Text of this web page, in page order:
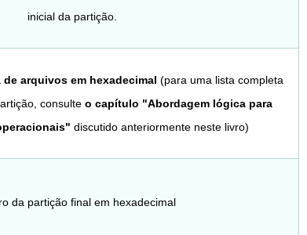
inicial da partição.
arquivos em hexadecimal (para uma lista completa
consulte o capítulo "Abordagem lógica para
discutido anteriormente neste livro)
da partição final em hexadecimal